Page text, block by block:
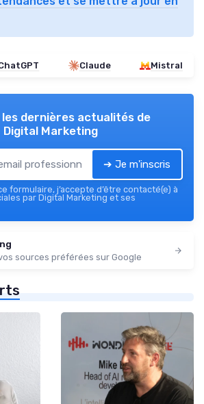
Claude Mistral
les dernières actualités de
Digital Marketing
➔ Je m'inscris
formulaire, j’accepte d’être contacté(e) à
par Digital Marketing et ses
sources préférées sur Google